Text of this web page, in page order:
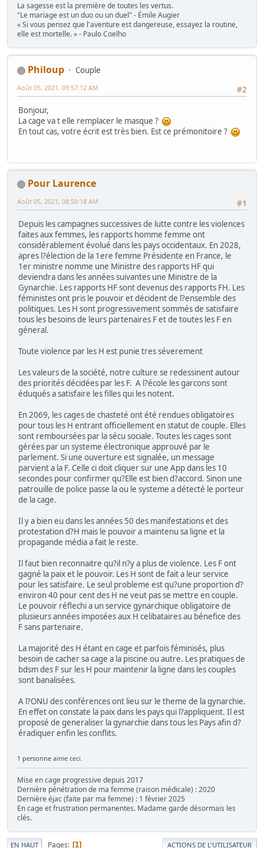
La sagesse est la première de toutes les vertus.
"Le mariage est un duo ou un duel" - Émile Augier
« Si vous pensez que l'aventure est dangereuse, essayez la routine,
elle est mortelle. » - Paulo Coelho
Philoup
Couple
#2
Août 05, 2021, 09:57:12 AM
Bonjour,
La cage va t elle remplacer le masque ?
En tout cas, votre écrit est très bien. Est ce prémonitoire ?
Pour Laurence
#1
Août 05, 2021, 08:50:18 AM
Depuis les campagnes successives de lutte contre les violences
faites aux femmes, les rapports homme femme ont
considérablement évolué dans les pays occidentaux. En 2028,
apres l?élection de la 1ere femme Présidente en France, le
1er ministre nomme une Ministre des rapports HF qui
deviendra dans les années suivantes une Ministre de la
Gynarchie. Les rapports HF sont devenus des rapports FH. Les
féministes ont pris le pouvoir et décident de l?ensemble des
politiques. Les H sont progressivement sommés de satisfaire
tous les besoins de leurs partenaires F et de toutes les F en
géneral.
Toute violence par les H est punie tres séverement
Les valeurs de la société, notre culture se redessinent autour
des priorités décidées par les F. A l?école les garcons sont
éduqués a satisfaire les filles qui les notent.
En 2069, les cages de chasteté ont été rendues obligatoires
pour tous les H entrant officiellement en statut de couple. Elles
sont remboursées par la sécu sociale. Toutes les cages sont
gérées par un systeme électronique approuvé par le
parlement. Si une ouverture est signalée, un message
parvient a la F. Celle ci doit cliquer sur une App dans les 10
secondes pour confirmer qu?Elle est bien d?accord. Sinon une
patrouille de police passe la ou le systeme a détecté le porteur
de la cage.
Il y a bien eu dans les années 50 des manifestations et des
protestation d?H mais le pouvoir a maintenu sa ligne et la
propagande média a fait le reste.
Il faut bien reconnaitre qu?il n?y a plus de violence. Les F ont
gagné la paix et le pouvoir. Les H sont de fait a leur service
pour les satisfaire. Le seul probleme est qu?une proportion d?
environ 40 pour cent des H ne veut pas se mettre en couple.
Le pouvoir réflechi a un service gynarchique obligatoire de
plusieurs années imposées aux H celibataires au bénefice des
F sans partenaire.
La majorité des H étant en cage et parfois féminisés, plus
besoin de cacher sa cage a la piscine ou autre. Les pratiques de
bdsm des F sur les H pour maintenir la ligne dans les couples
sont banalisées.
A l?ONU des conférences ont lieu sur le theme de la gynarchie.
En effet on constate la paix dans les pays qui l?appliquent. Il est
proposé de generaliser la gynarchie dans tous les Pays afin d?
éradiquer enfin les conflits.
1 personne aime ceci.
Mise en cage progressive depuis 2017
Dernière pénétration de ma femme (raison médicale) : 2020
Dernière éjac (faite par ma femme) : 1 février 2025
En cage et frustration permanentes. Madame garde désormais les
clés.
EN HAUT Pages 1 ACTIONS DE L'UTILISATEUR